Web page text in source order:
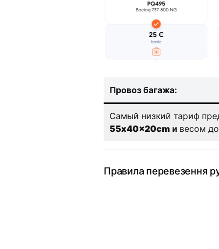
Провоз багажа:
Самый низкий тариф
55x40x20cm и весом
Правила перевезення